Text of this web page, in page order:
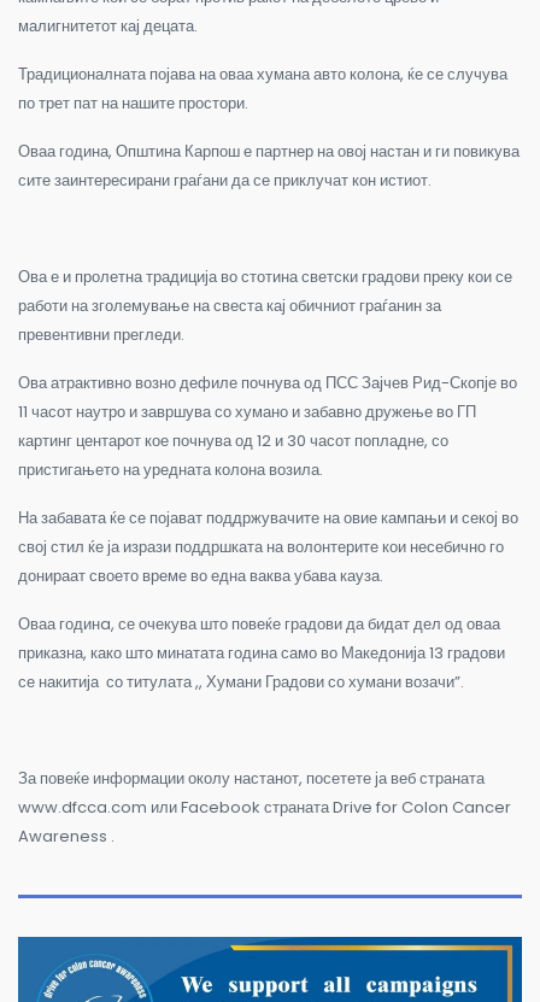
малигнитетот кај децата.
Традиционалната појава на оваа хумана авто колона, ќе се случува
по трет пат на нашите простори.
Оваа година, Општина Карпош е партнер на овој настан и ги повикува
сите заинтересирани граѓани да се приклучат кон истиот.
Ова е и пролетна традиција во стотина светски градови преку кои се
работи на зголемување на свеста кај обичниот граѓанин за
превентивни прегледи.
Ова атрактивно возно дефиле почнува од ПСС Зајчев Рид-Скопје во
11 часот наутро и завршува со хумано и забавно дружење во ГП
картинг центарот кое почнува од 12 и 30 часот попладне, со
пристигањето на уредната колона возила.
На забавата ќе се појават поддржувачите на овие кампањи и секој во
свој стил ќе ја изрази поддршката на волонтерите кои несебично го
донираат своето време во една ваква убава кауза.
Оваа годинa, се очекува што повеќе градови да бидат дел од оваа
приказна, како што минатата година само во Македонија 13 градови
се накитија со титулата ,, Хумани Градови со хумани возачи”.
За повеќе информации околу настанот, посетете ја веб страната
www.dfcca.com илиFacebook страната Drive for Colon Cancer
Awareness .